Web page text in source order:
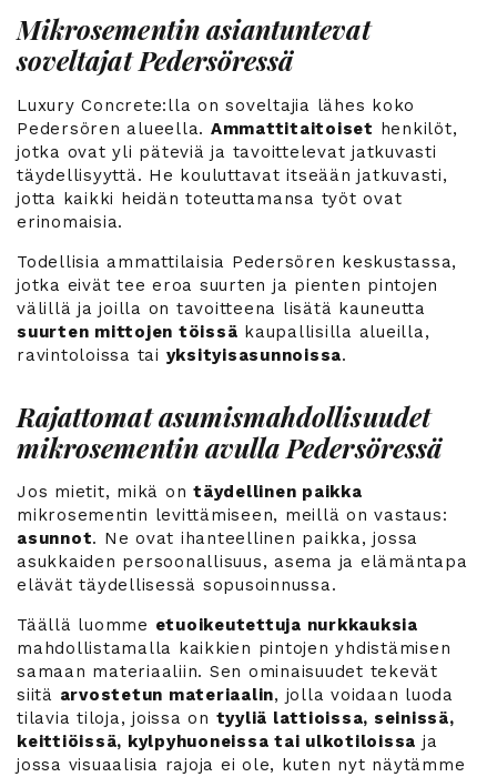
Mikrosementin asiantuntevat
soveltajat Pedersöressä
Luxury Concrete:lla on soveltajia lähes koko
Pedersören alueella. Ammattitaitoiset henkilöt,
jotka ovat yli päteviä ja tavoittelevat jatkuvasti
täydellisyyttä. He kouluttavat itseään jatkuvasti,
jotta kaikki heidän toteuttamansa työt ovat
erinomaisia.
Todellisia ammattilaisia Pedersören keskustassa,
jotka eivät tee eroa suurten ja pienten pintojen
välillä ja joilla on tavoitteena lisätä kauneutta
suurten mittojen töissä kaupallisilla alueilla,
ravintoloissa tai yksityisasunnoissa.
Rajattomat asumismahdollisuudet
mikrosementin avulla Pedersöressä
Jos mietit, mikä on täydellinen paikka
mikrosementin levittämiseen, meillä on vastaus:
asunnot. Ne ovat ihanteellinen paikka, jossa
asukkaiden persoonallisuus, asema ja elämäntapa
elävät täydellisessä sopusoinnussa.
Täällä luomme etuoikeutettuja nurkkauksia
mahdollistamalla kaikkien pintojen yhdistämisen
samaan materiaaliin. Sen ominaisuudet tekevät
siitä arvostetun materiaalin, jolla voidaan luoda
tilavia tiloja, joissa on tyyliä lattioissa, seinissä,
keittiöissä, kylpyhuoneissa tai ulkotiloissa ja
jossa visuaalisia rajoja ei ole, kuten nyt näytämme